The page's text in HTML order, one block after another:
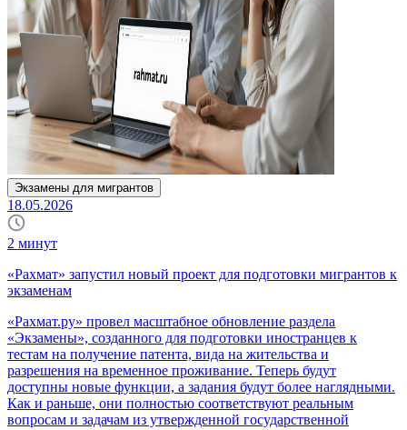
Экзамены для мигрантов
18.05.2026
2 минут
«Рахмат» запустил новый проект для подготовки мигрантов к
экзаменам
«Рахмат.ру» провел масштабное обновление раздела
«Экзамены», созданного для подготовки иностранцев к
тестам на получение патента, вида на жительства и
разрешения на временное проживание. Теперь будут
доступны новые функции, а задания будут более наглядными.
Как и раньше, они полностью соответствуют реальным
вопросам и задачам из утвержденной государственной